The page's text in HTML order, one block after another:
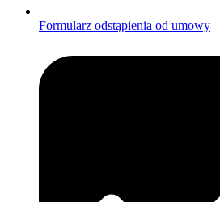
Formularz odstąpienia od umowy